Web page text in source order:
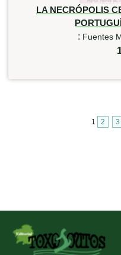
LA NECRÓPOLIS
: Fuentes
1 2 3